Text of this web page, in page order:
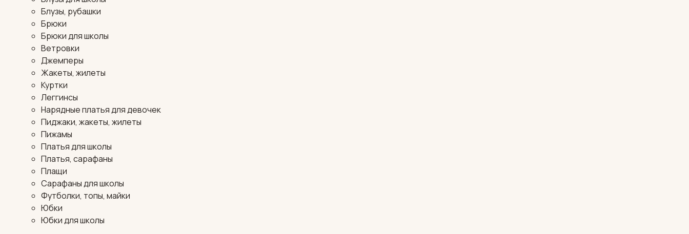
Блузы, рубашки
Брюки
Брюки для школы
Ветровки
Джемперы
Жакеты, жилеты
Куртки
Леггинсы
Нарядные платья для девочек
Пиджаки, жакеты, жилеты
Пижамы
Платья для школы
Платья, сарафаны
Плащи
Сарафаны для школы
Футболки, топы, майки
Юбки
Юбки для школы